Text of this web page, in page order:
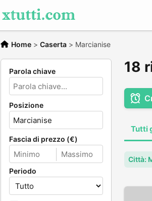
Home > Caserta > Marcianise
Parola chiave
Posizione
Fascia di prezzo (€)
Periodo
18
Tutti
Città: